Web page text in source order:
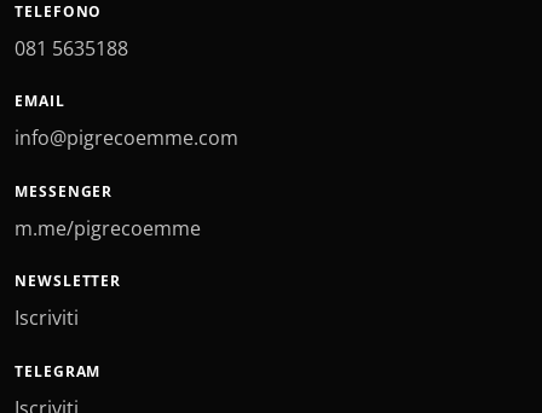
TELEFONO
081 5635188
EMAIL
info@pigrecoemme.com
MESSENGER
m.me/pigrecoemme
NEWSLETTER
Iscriviti
TELEGRAM